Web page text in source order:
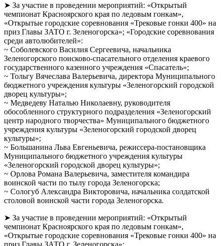
➤ За участие в проведении мероприятий: «Открытый
чемпионат Красноярского края по ледовым гонкам»,
«Открытые городские соревнования «Трековые гонки 400» на
приз Главы ЗАТО г. Зеленогорска»; «Городские соревнования
среди автолюбителей»:
~ Соболевского Василия Сергеевича, начальника
Зеленогорского поисково-спасательного отделения краевого
государственного казенного учреждения «Спасатель»;
~ Тольгу Вячеслава Валерьевича, директора Муниципального
бюджетного учреждения культуры «Зеленогорский городской
дворец культуры»;
~ Медведеву Наталью Николаевну, руководителя
обособленного структурного подразделения «Зеленогорский
центр народного творчества» Муниципального бюджетного
учреждения культуры «Зеленогорский городской дворец
культуры»;
~ Большанина Льва Евгеньевича, режиссера-постановщика
Муниципального бюджетного учреждения культуры
«Зеленогорский городской дворец культуры»;
~ Орлова Романа Валерьевича, заместителя командира
воинской части по тылу города Зеленогорска;
~ Сологуб Александра Викторовича, начальника солдатской
столовой воинской части города Зеленогорска.
➤ За участие в проведении мероприятий: «Открытый
чемпионат Красноярского края по ледовым гонкам»,
«Открытые городские соревнования «Трековые гонки 400» на
приз Главы ЗАТО г. Зеленогорска»: